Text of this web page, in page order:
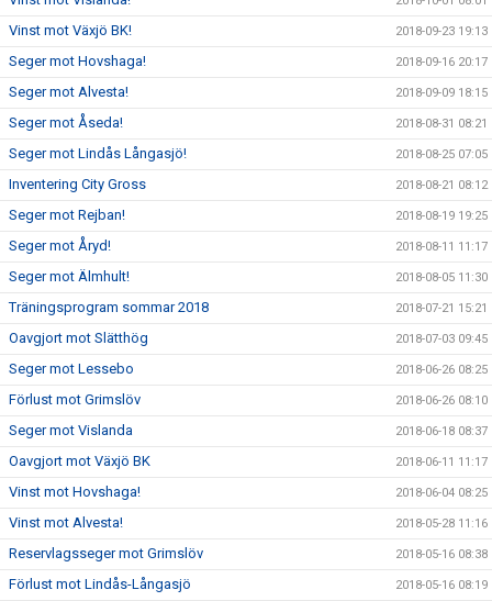
Vinst mot Växjö BK! 2018-09-23 19:13
Seger mot Hovshaga! 2018-09-16 20:17
Seger mot Alvesta! 2018-09-09 18:15
Seger mot Åseda! 2018-08-31 08:21
Seger mot Lindås Långasjö! 2018-08-25 07:05
Inventering City Gross 2018-08-21 08:12
Seger mot Rejban! 2018-08-19 19:25
Seger mot Åryd! 2018-08-11 11:17
Seger mot Älmhult! 2018-08-05 11:30
Träningsprogram sommar 2018 2018-07-21 15:21
Oavgjort mot Slätthög 2018-07-03 09:45
Seger mot Lessebo 2018-06-26 08:25
Förlust mot Grimslöv 2018-06-26 08:10
Seger mot Vislanda 2018-06-18 08:37
Oavgjort mot Växjö BK 2018-06-11 11:17
Vinst mot Hovshaga! 2018-06-04 08:25
Vinst mot Alvesta! 2018-05-28 11:16
Reservlagsseger mot Grimslöv 2018-05-16 08:38
Förlust mot Lindås-Långasjö 2018-05-16 08:19